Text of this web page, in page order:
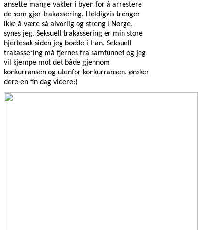
ansette mange vakter i byen for å arrestere
de som gjør trakassering. Heldigvis trenger
ikke å være så alvorlig og streng i Norge,
synes jeg. Seksuell trakassering er min store
hjertesak siden jeg bodde i Iran. Seksuell
trakassering må fjernes fra samfunnet og jeg
vil kjempe mot det både gjennom
konkurransen og utenfor konkurransen. ønsker
dere en fin dag videre:)